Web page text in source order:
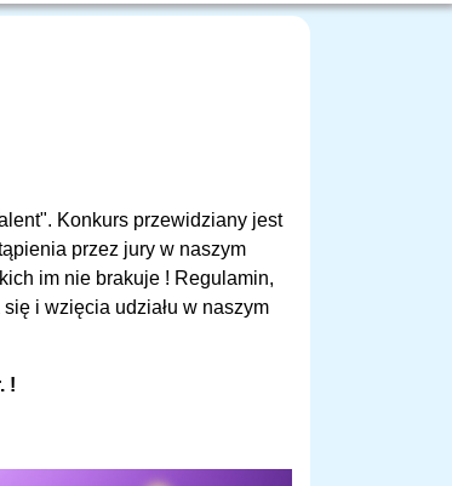
Konkurs przewidziany jest
przez jury w naszym
im nie brakuje ! Regulamin,
i wzięcia udziału w naszym
!